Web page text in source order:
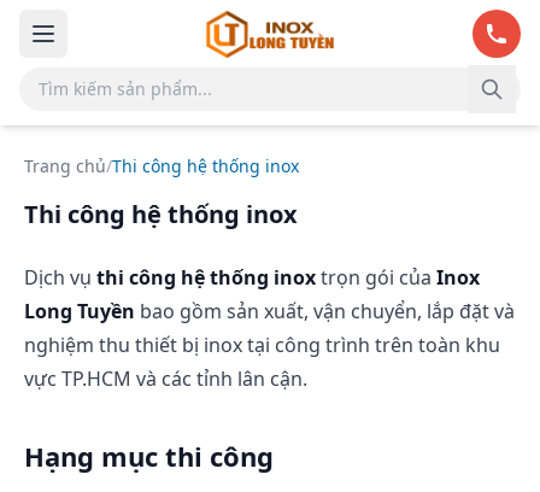
Bỏ qua đến nội dung chính
Trang chủ/Thi công hệ thống inox
Thi công hệ thống inox
Dịch vụ thi công hệ thống inoxtrọn gói của Inox
Long Tuyền bao gồm sản xuất, vận chuyển, lắp đặt và
nghiệm thu thiết bị inox tại công trình trên toàn khu
vực TP.HCM và các tỉnh lân cận.
Hạng mục thi công